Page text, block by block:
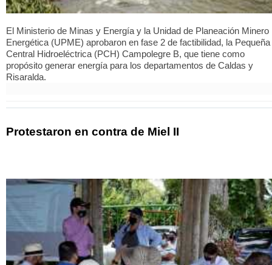
El Ministerio de Minas y Energía y la Unidad de Planeación Minero
Energética (UPME) aprobaron en fase 2 de factibilidad, la Pequeña
Central Hidroeléctrica (PCH) Campolegre B, que tiene como
propósito generar energía para los departamentos de Caldas y
Risaralda.
Protestaron en contra de Miel II